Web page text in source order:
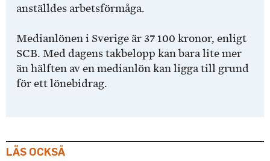
anställdes arbetsförmåga.
Medianlönen i Sverige är 37 100 kronor, enligt
SCB. Med dagens takbelopp kan bara lite mer
än hälften av en medianlön kan ligga till grund
för ett lönebidrag.
LÄS OCKSÅ